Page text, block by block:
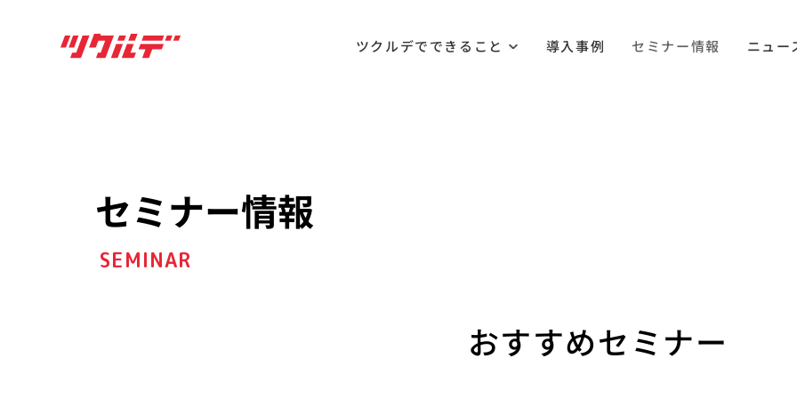
ツクルデでできること 導入事例 セミナー情報 ニュー
セミナー情報
SEMINAR
おすすめセミナー